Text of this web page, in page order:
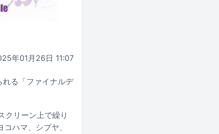
年01月26日 11:07
る「ファイナルデ
リーン上で繰り
ハマ、シブヤ、